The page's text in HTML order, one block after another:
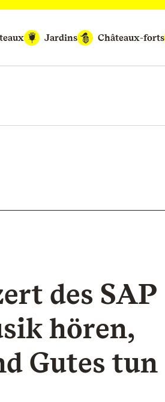
Jardins Châteaux-forts
des SAP
hören,
Gutes tun